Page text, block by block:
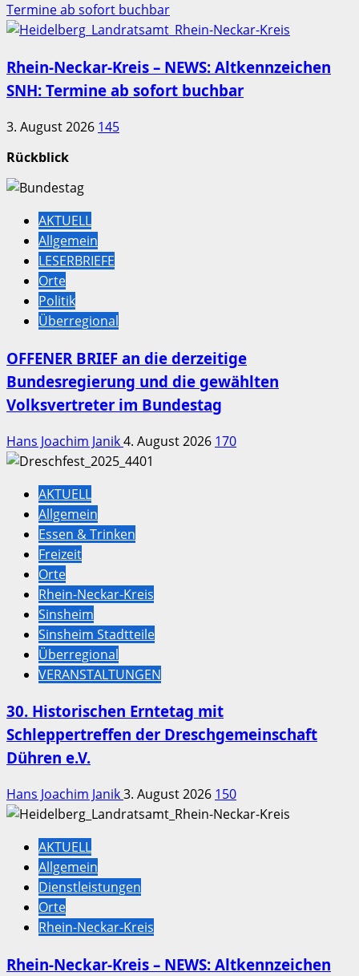
Termine ab sofort buchbar
Rhein-Neckar-Kreis – NEWS: Altkennzeichen
SNH: Termine ab sofort buchbar
3. August 2026 145
Rückblick
AKTUELL
Allgemein
LESERBRIEFE
Orte
Politik
Überregional
OFFENER BRIEF an die derzeitige
Bundesregierung und die gewählten
Volksvertreter im Bundestag
Hans Joachim Janik4. August 2026 170
AKTUELL
Allgemein
Essen & Trinken
Freizeit
Orte
Rhein-Neckar-Kreis
Sinsheim
Sinsheim Stadtteile
Überregional
VERANSTALTUNGEN
30. Historischen Erntetag mit
Schleppertreffen der Dreschgemeinschaft
Dühren e.V.
Hans Joachim Janik3. August 2026 150
AKTUELL
Allgemein
Dienstleistungen
Orte
Rhein-Neckar-Kreis
Rhein-Neckar-Kreis – NEWS: Altkennzeichen